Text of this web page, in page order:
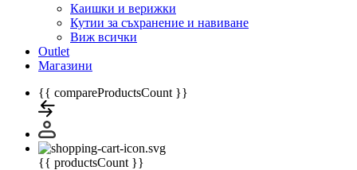
Каишки и верижки
Кутии за съхранение и навиване
Виж всички
Outlet
Магазини
{{ compareProductsCount }}
{{ productsCount }}